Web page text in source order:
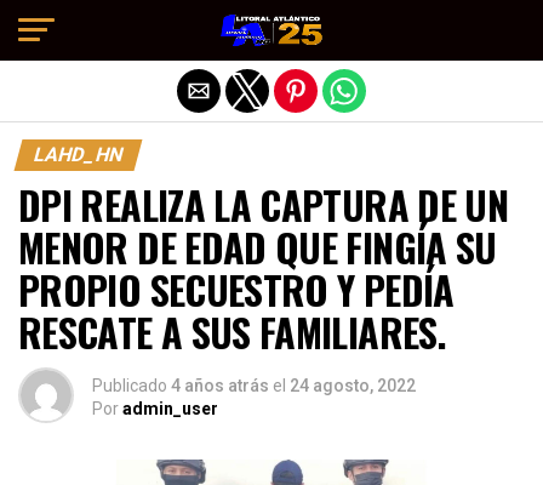
LAHD_HN
DPI REALIZA LA CAPTURA DE UN
MENOR DE EDAD QUE FINGÍA SU
PROPIO SECUESTRO Y PEDÍA
RESCATE A SUS FAMILIARES.
Publicado 4 años atrás el 24 agosto, 2022
Poradmin_user
Salir de la versión móvil